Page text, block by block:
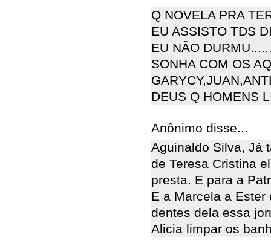
Q NOVELA PRA
EU ASSISTO TDS
EU NÃO
SONHA COM OS
DEUS Q HOMENS
Anônimo disse...
Aguinaldo Silva, Já
de Teresa Cristina
presta. E para a
E a Marcela a
dentes dela essa
Alicia limpar os